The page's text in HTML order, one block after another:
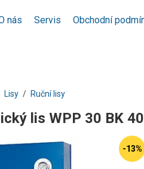
nás Servis Obchodní
Lisy Ruční lisy
lis WPP 30 BK
-13%